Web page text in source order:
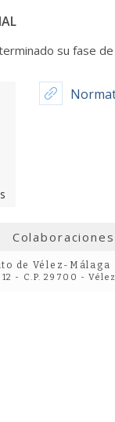
su fase
de Vélez-Málaga
- C.P. 29700 -